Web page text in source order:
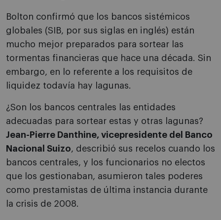
Bolton confirmó que los bancos sistémicos
globales (SIB, por sus siglas en inglés) están
mucho mejor preparados para sortear las
tormentas financieras que hace una década. Sin
embargo, en lo referente a los requisitos de
liquidez todavía hay lagunas.
¿Son los bancos centrales las entidades
adecuadas para sortear estas y otras lagunas?
Jean-Pierre Danthine, vicepresidente del Banco
Nacional Suizo, describió sus recelos cuando los
bancos centrales, y los funcionarios no electos
que los gestionaban, asumieron tales poderes
como prestamistas de última instancia durante
la crisis de 2008.